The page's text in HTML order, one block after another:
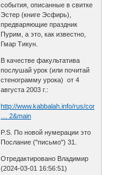
события, описанные в свитке
Эстер (книге Эсфирь),
предваряющие праздник
Пурим, а это, как известно,
Гмар Тикун.
В качестве факультатива
послушай урок (или почитай
стенограмму урока) от 4
августа 2003 г.:
http://www.kabbalah.info/rus/content/vi
… 2&main
P.S. По новой нумерации это
Послание ("письмо") 31.
Отредактировано Владимир
(2024-03-01 16:56:51)